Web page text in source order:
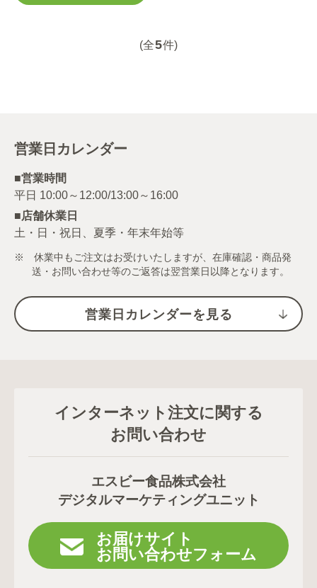
(全5件)
営業日カレンダー
■営業時間
■店舗休業日
土・日・祝日、夏季・年末年始等
※ 休業中もご注文はお受けいたしますが、在庫確認・商品発
送・お問い合わせ等のご返答は翌営業日以降となります。
営業日カレンダーを見る
インターネット注文に関する
お問い合わせ
エスビー食品株式会社
デジタルマーケティングユニット
お届けサイト
お問い合わせフォーム